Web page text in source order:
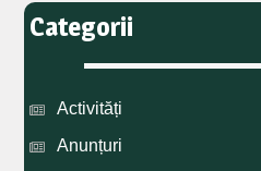
Categorii
Activități
Anunțuri